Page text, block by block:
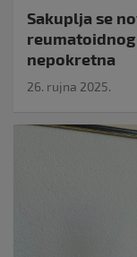
Sakuplja se
nepokretna
26. rujna 2025.